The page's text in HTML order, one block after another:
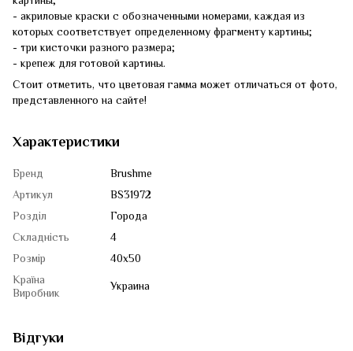
- акриловые краски с обозначенными номерами, каждая из
которых соответствует определенному фрагменту картины;
- три кисточки разного размера;
- крепеж для готовой картины.
Стоит отметить, что цветовая гамма может отличаться от фото,
представленного на сайте!
Характеристики
Бренд
Brushme
Артикул
BS31972
Розділ
Города
Складність
4
Розмір
40x50
Країна
Виробник
Украина
Відгуки